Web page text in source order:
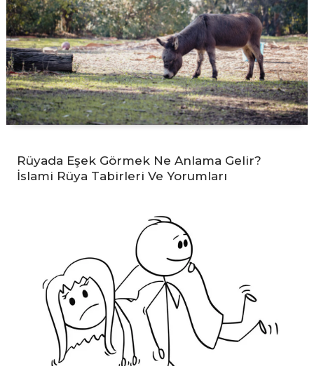
Rüyada Eşek Görmek Ne Anlama Gelir?
İslami Rüya Tabirleri Ve Yorumları